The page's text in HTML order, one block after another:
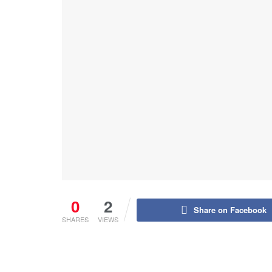
0
SHARES
2
VIEWS
Share on Facebook